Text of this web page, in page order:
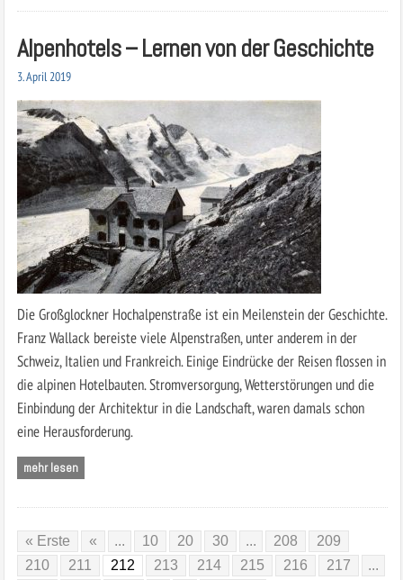
Alpenhotels – Lernen von der Geschichte
3. April 2019
Die Großglockner Hochalpenstraße ist ein Meilenstein der Geschichte.
Franz Wallack bereiste viele Alpenstraßen, unter anderem in der
Schweiz, Italien und Frankreich. Einige Eindrücke der Reisen flossen in
die alpinen Hotelbauten. Stromversorgung, Wetterstörungen und die
Einbindung der Architektur in die Landschaft, waren damals schon
eine Herausforderung.
mehr lesen
« Erste « ... 10 20 30 ... 208
209
210
211 212 213 214 215 216 217
...